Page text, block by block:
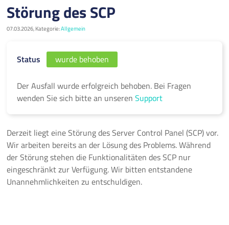
Störung des SCP
07.03.2026, Kategorie:Allgemein
Status wurde behoben
Der Ausfall wurde erfolgreich behoben. Bei Fragen
wenden Sie sich bitte an unseren Support
Derzeit liegt eine Störung des Server Control Panel (SCP) vor.
Wir arbeiten bereits an der Lösung des Problems. Während
der Störung stehen die Funktionalitäten des SCP nur
eingeschränkt zur Verfügung. Wir bitten entstandene
Unannehmlichkeiten zu entschuldigen.